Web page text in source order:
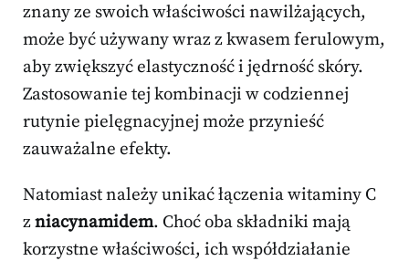
znany ze swoich właściwości nawilżających,
może być używany wraz z kwasem ferulowym,
aby zwiększyć elastyczność i jędrność skóry.
Zastosowanie tej kombinacji w codziennej
rutynie pielęgnacyjnej może przynieść
zauważalne efekty.
Natomiast należy unikać łączenia witaminy C
zniacynamidem. Choć oba składniki mają
korzystne właściwości, ich współdziałanie